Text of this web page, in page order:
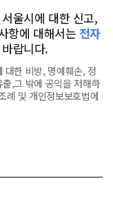
울시에 대한 신고,
항에 대해서는 전자
랍니다.
대한 비방, 명예훼손, 정
,그 밖에 공익을 저해하
례 및 개인정보보호법에